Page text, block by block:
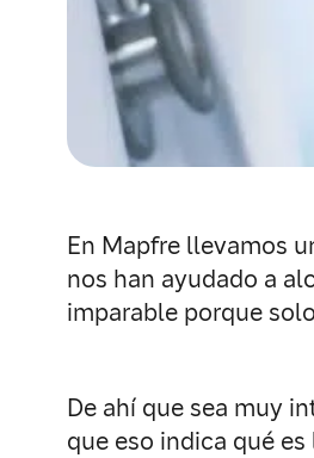
En Mapfre llevamos
nos han ayudado a
imparable porque
De ahí que sea muy
que eso indica qué